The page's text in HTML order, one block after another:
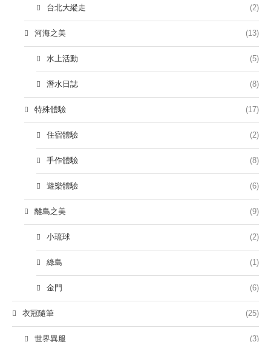
台北大縱走 (2)
河海之美 (13)
水上活動 (5)
潛水日誌 (8)
特殊體驗 (17)
住宿體驗 (2)
手作體驗 (8)
遊樂體驗 (6)
離島之美 (9)
小琉球 (2)
綠島 (1)
金門 (6)
衣冠隨筆 (25)
世界異服 (3)